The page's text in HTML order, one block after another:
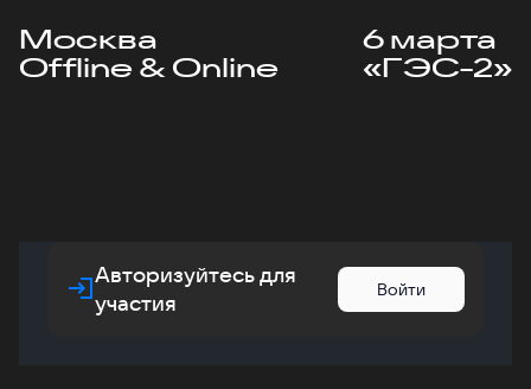
Москва
Offline & Online
6 марта
«ГЭС-2»
Авторизуйтесь для
участия
Войти